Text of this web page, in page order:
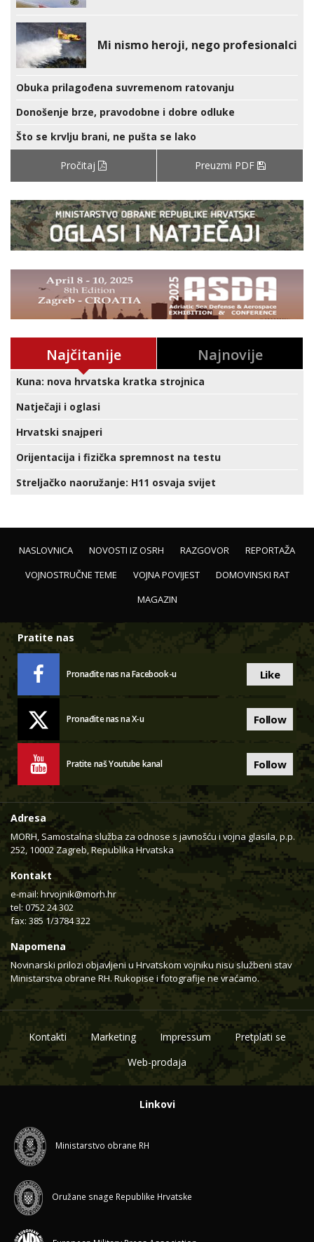
Mi nismo heroji, nego profesionalci
Obuka prilagođena suvremenom ratovanju
Donošenje brze, pravodobne i dobre odluke
Što se krvlju brani, ne pušta se lako
Pročitaj Preuzmi PDF
Najčitanije Najnovije
Kuna: nova hrvatska kratka strojnica
Natječaji i oglasi
Hrvatski snajperi
Orijentacija i fizička spremnost na testu
Streljačko naoružanje: H11 osvaja svijet
NASLOVNICA NOVOSTI IZ OSRH RAZGOVOR
REPORTAŽA
VOJNOSTRUČNE TEME
VOJNA POVIJEST
DOMOVINSKI RAT
MAGAZIN
Pratite nas
Pronađite nas na Facebook-u Like
Pronađite nas na X-u Follow
Pratite naš Youtube kanal Follow
Adresa
MORH, Samostalna služba za odnose s javnošću i vojna glasila, p.p.
252, 10002 Zagreb, Republika Hrvatska
Kontakt
e-mail: hrvojnik@morh.hr
tel: 0752 24 302
fax: 385 1/3784 322
Napomena
Novinarski prilozi objavljeni u Hrvatskom vojniku nisu službeni stav
Ministarstva obrane RH. Rukopise i fotografije ne vraćamo.
Kontakti Marketing Impressum
Pretplati se
Web-prodaja
Linkovi
Ministarstvo obrane RH
Oružane snage Republike Hrvatske